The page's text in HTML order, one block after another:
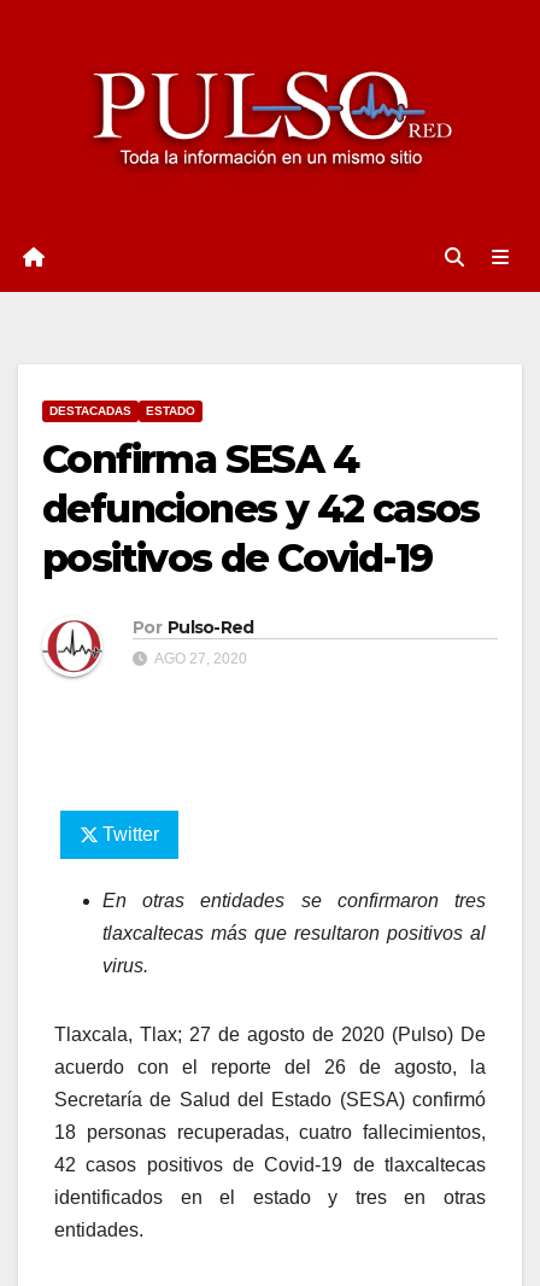
DESTACADAS ESTADO
Confirma SESA 4
defunciones y 42 casos
positivos de Covid-19
Por Pulso-Red
AGO 27, 2020
Twitter
En otras entidades se confirmaron tres
tlaxcaltecas más que resultaron positivos al
virus.
Tlaxcala, Tlax; 27 de agosto de 2020 (Pulso) De
acuerdo con el reporte del 26 de agosto, la
Secretaría de Salud del Estado (SESA) confirmó
18 personas recuperadas, cuatro fallecimientos,
42 casos positivos de Covid-19 de tlaxcaltecas
identificados en el estado y tres en otras
entidades.